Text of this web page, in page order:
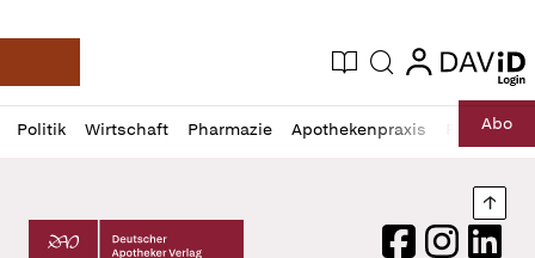
Deutsche Apotheker Zeitung
Aktuelle Ausgabe
Suche login
login
Politik Wirtschaft Pharmazie Apothekenpraxis RechtAbo
Profil
öffnen
Daz
Pur
Deutscher Apotheker Verlag Logo
FacebookInstagram